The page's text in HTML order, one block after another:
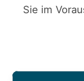
Sie im